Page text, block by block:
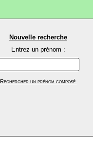
Nouvelle recherche
Entrez un prénom :
Rechercher un prénom composé.